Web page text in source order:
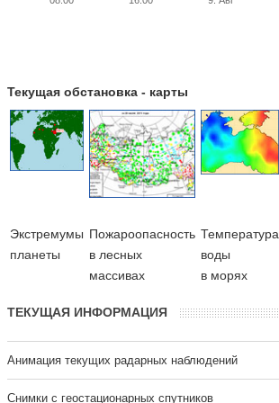
Текущая обстановка - карты
Экстремумы
планеты
Пожароопасность
в лесных
массивах
Температура
воды
в морях
ТЕКУЩАЯ ИНФОРМАЦИЯ
Анимация текущих радарных наблюдений
Cнимки с геостационарных спутников